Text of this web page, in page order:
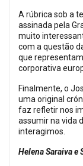
A rúbrica sob a
assinada pela
muito
com a questão
que
corporativa
Finalmente, o
uma original
faz refletir nos
assumir na vida
interagimos.
Helena Saraiva e